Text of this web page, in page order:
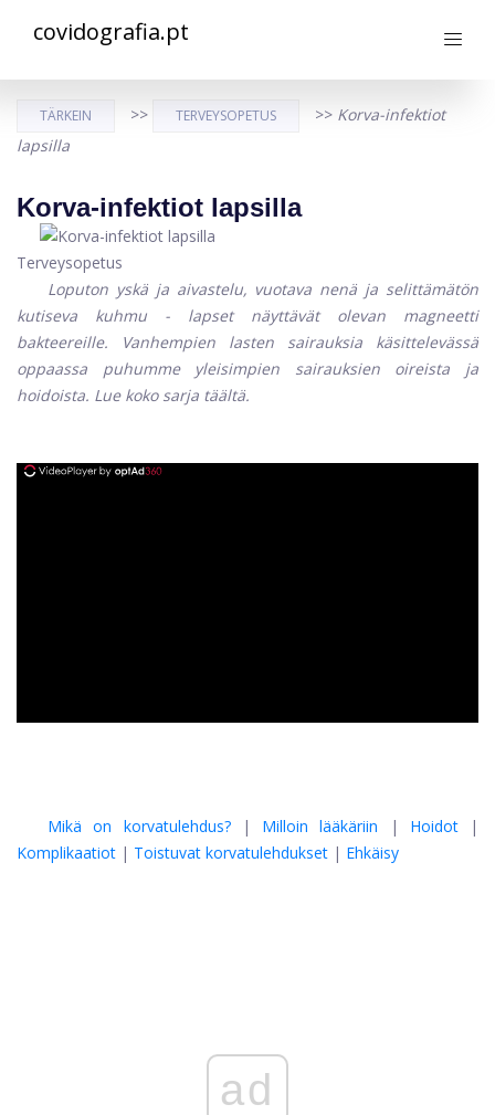
covidografia.pt
TÄRKEIN >> TERVEYSOPETUS >> Korva-infektiot
lapsilla
Korva-infektiot lapsilla
Terveysopetus
Loputon yskä ja aivastelu, vuotava nenä ja selittämätön
kutiseva kuhmu - lapset näyttävät olevan magneetti
bakteereille. Vanhempien lasten sairauksia käsittelevässä
oppaassa puhumme yleisimpien sairauksien oireista ja
hoidoista. Lue koko sarja täältä.
Mikä on korvatulehdus?| Milloin lääkäriin | Hoidot|
Komplikaatiot | Toistuvat korvatulehdukset | Ehkäisy
ad